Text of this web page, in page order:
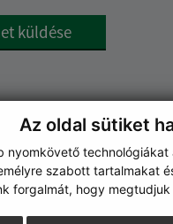
Az oldal sütiket
nyomkövető
szabott tartalmakat
forgalmát, hogy
küldése